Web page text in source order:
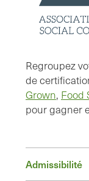
Regroupez
de
Grown, Food
pour gagner
Admissibilité